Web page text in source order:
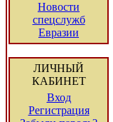
Новости
спецслужб
Евразии
ЛИЧНЫЙ
КАБИНЕТ
Вход
Регистрация